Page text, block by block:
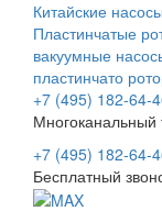
Китайские насосы
Пластинчатые
вакуумные
пластинчато
+7 (495) 182-64-
+7 (495) 182-64-
Бесплатный